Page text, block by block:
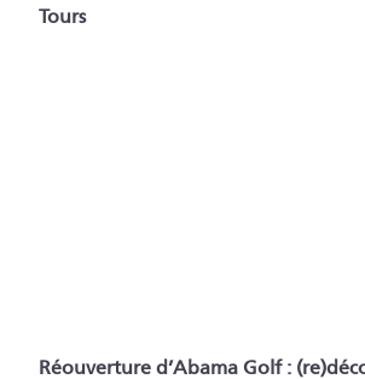
Tours
Réouverture d’Abama Golf :